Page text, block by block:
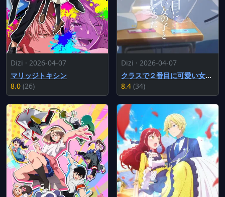
Dizi · 2026-04-07
マリッジトキシン
8.0 (26)
Dizi · 2026-04-07
クラスで２番目に可愛い女の子と友だちになった
8.4 (34)